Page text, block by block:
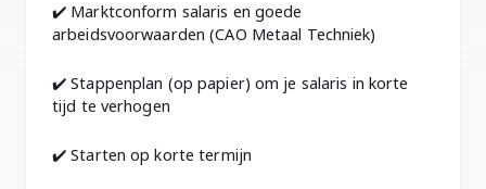
✔️ Marktconform salaris en goede
arbeidsvoorwaarden (CAO Metaal Techniek)
✔️ Stappenplan (op papier) om je salaris in korte
tijd te verhogen
✔️ Starten op korte termijn